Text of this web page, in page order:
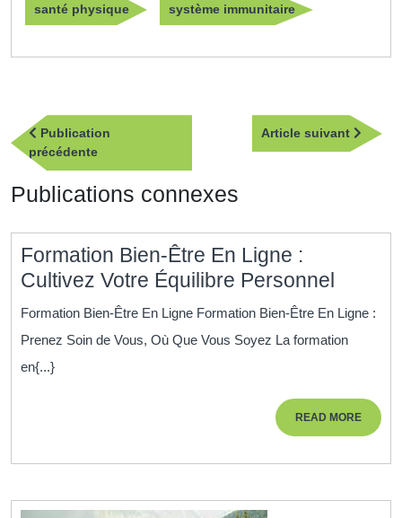
santé physique système immunitaire
Navigation
de
l’article
Publication
précédentePublication
précédente
Article suivant
Article
Publications connexes
Formation Bien-Être En Ligne :
Cultivez Votre Équilibre Personnel
Bien-
:
Formation Bien-Être En Ligne Formation Bien-Être En Ligne :
Prenez Soin de Vous, Où Que Vous Soyez La formation
en{...}
READ MOREREAD
MORE